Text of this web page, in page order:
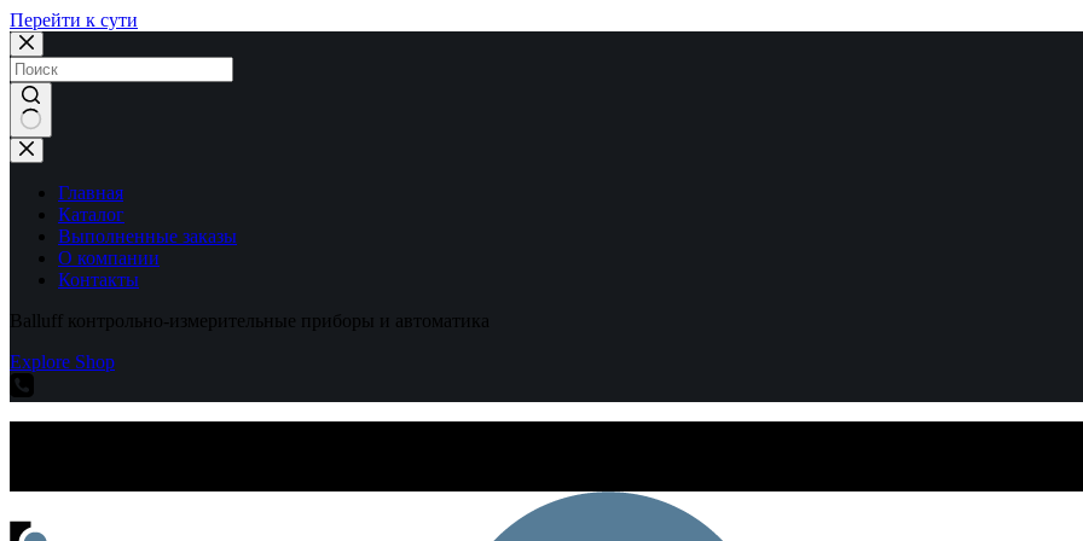
Перейти к сути
Ничего
не
найденоГлавная
Каталог
Выполненные заказы
О компании
Контакты
Balluff контрольно-измерительные приборы и автоматика
Explore Shop